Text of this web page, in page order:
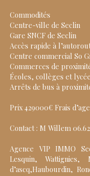
Commodités
Centre-ville de Seclin
Gare SNCF de Seclin
Accès rapide à
Centre commercial So
Commerces de
Écoles, collèges et
Arrêts de bus à
Prix 429000€ Frais
Contact : M Willem
Agence VIP IMMO
Lesquin, Wattignies,
d’ascq,Haubourdin,